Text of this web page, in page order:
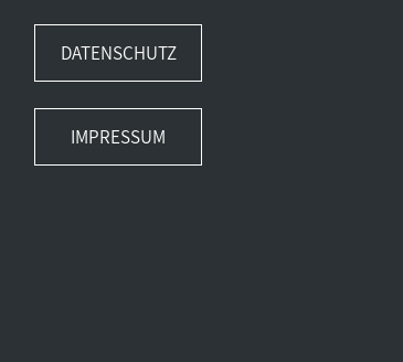
DATENSCHUTZ
IMPRESSUM